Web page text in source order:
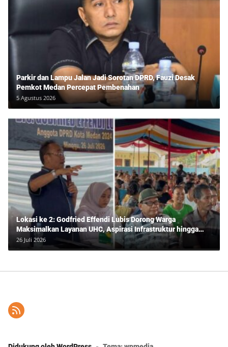
Parkir dan Lampu Jalan Jadi Sorotan DPRD, Fauzi Desak
Pemkot Medan Percepat Pembenahan
5 Agustus 2026
Lokasi ke 2: Godfried Effendi Lubis Dorong Warga
Maksimalkan Layanan UHC, Aspirasi Infrastruktur hingga
Pendidikan Mengemuka dalam Reses Medan Amplas
26 Juli 2026